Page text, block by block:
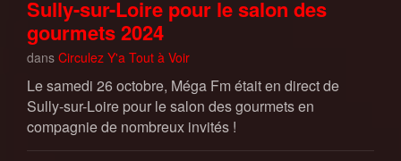
Sully-sur-Loire pour le salon des
gourmets 2024
dans Circulez Y'a Tout à Voir
Le samedi 26 octobre, Méga Fm était en direct de
Sully-sur-Loire pour le salon des gourmets en
compagnie de nombreux invités !